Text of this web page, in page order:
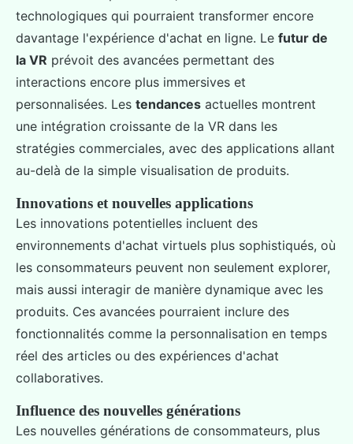
technologiques qui pourraient transformer encore
davantage l'expérience d'achat en ligne. Le futur de
la VR prévoit des avancées permettant des
interactions encore plus immersives et
personnalisées. Les tendances actuelles montrent
une intégration croissante de la VR dans les
stratégies commerciales, avec des applications allant
au-delà de la simple visualisation de produits.
Innovations et nouvelles applications
Les innovations potentielles incluent des
environnements d'achat virtuels plus sophistiqués, où
les consommateurs peuvent non seulement explorer,
mais aussi interagir de manière dynamique avec les
produits. Ces avancées pourraient inclure des
fonctionnalités comme la personnalisation en temps
réel des articles ou des expériences d'achat
collaboratives.
Influence des nouvelles générations
Les nouvelles générations de consommateurs, plus